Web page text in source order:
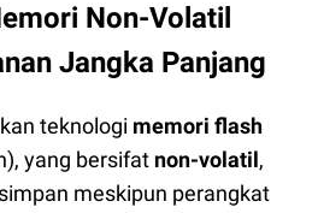
Non-Volatil
Jangka Panjang
teknologi memori flash
yang bersifat non-volatil,
meskipun perangkat